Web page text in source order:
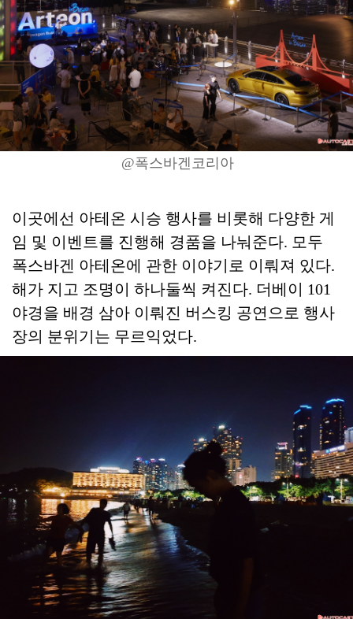
@폭스바겐코리아
이곳에선 아테온 시승 행사를 비롯해 다양한 게
임 및 이벤트를 진행해 경품을 나눠준다. 모두
폭스바겐 아테온에 관한 이야기로 이뤄져 있다.
해가 지고 조명이 하나둘씩 켜진다. 더베이 101
야경을 배경 삼아 이뤄진 버스킹 공연으로 행사
장의 분위기는 무르익었다.